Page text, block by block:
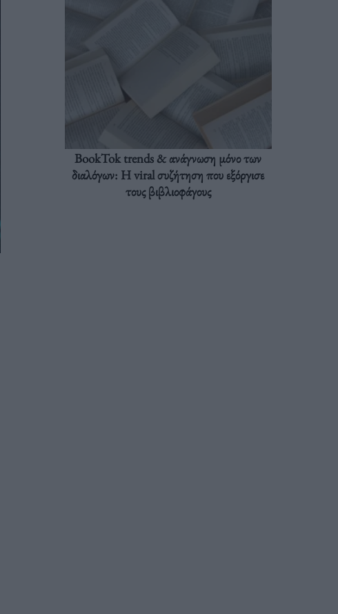
BookTok trends & ανάγνωση μόνο των
διαλόγων: Η viral συζήτηση που εξόργισε
τους βιβλιοφάγους